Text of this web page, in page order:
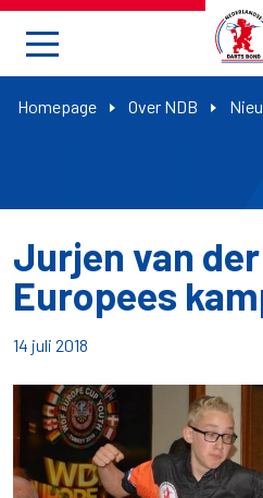
Homepage Over NDB
Jurjen van
Europees
14 juli 2018